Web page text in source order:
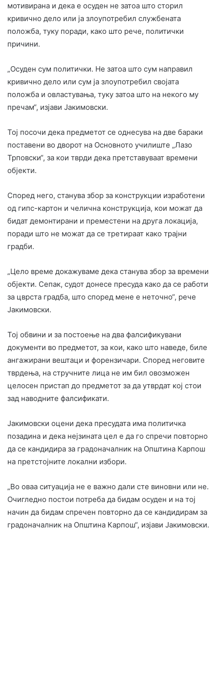
мотивирана и дека е осуден не затоа што сторил
кривично дело или ја злоупотребил службената
положба, туку поради, како што рече, политички
причини.
„Осуден сум политички. Не затоа што сум направил
кривично дело или сум ја злоупотребил својата
положба и овластувања, туку затоа што на некого му
пречам“, изјави Јакимовски.
Тој посочи дека предметот се однесува на две бараки
поставени во дворот на Основното училиште „Лазо
Трповски“, за кои тврди дека претставуваат времени
објекти.
Според него, станува збор за конструкции изработени
од гипс-картон и челична конструкција, кои можат да
бидат демонтирани и преместени на друга локација,
поради што не можат да се третираат како трајни
градби.
„Цело време докажуваме дека станува збор за времени
објекти. Сепак, судот донесе пресуда како да се работи
за цврста градба, што според мене е неточно“, рече
Јакимовски.
Тој обвини и за постоење на два фалсификувани
документи во предметот, за кои, како што наведе, биле
ангажирани вештаци и форензичари. Според неговите
тврдења, на стручните лица не им бил овозможен
целосен пристап до предметот за да утврдат кој стои
зад наводните фалсификати.
Јакимовски оцени дека пресудата има политичка
позадина и дека нејзината цел е да го спречи повторно
да се кандидира за градоначалник на Општина Карпош
на претстојните локални избори.
„Во оваа ситуација не е важно дали сте виновни или не.
Очигледно постои потреба да бидам осуден и на тој
начин да бидам спречен повторно да се кандидирам за
градоначалник на Општина Карпош“, изјави Јакимовски.